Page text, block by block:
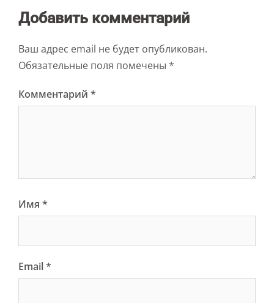
Добавить комментарий
Ваш адрес email не будет опубликован.
Обязательные поля помечены *
Комментарий *
Имя *
Email*